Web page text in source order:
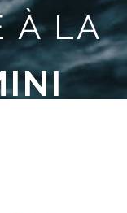
À LA